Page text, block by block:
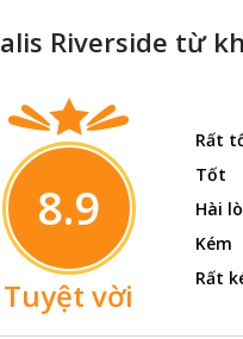
Riverside từ
8.9
Tuyệt vời
Rất
Tốt
Hài
Kém
Rất